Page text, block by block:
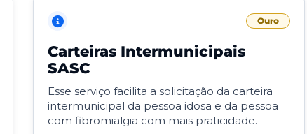
Ouro
Carteiras Intermunicipais
SASC
Esse serviço facilita a solicitação da carteira
intermunicipal da pessoa idosa e da pessoa
com fibromialgia com mais praticidade.